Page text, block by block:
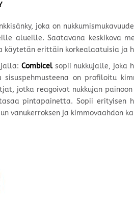
joka on
alueille. Saatavana keskikova
käytetän erittäin korkealaatuisia
Combicelsopii nukkujalle, joka
on profiloitu
jotka reagoivat nukkujan
pintapainetta. Sopii erityisen
vanukerroksen ja kimmovaahdon